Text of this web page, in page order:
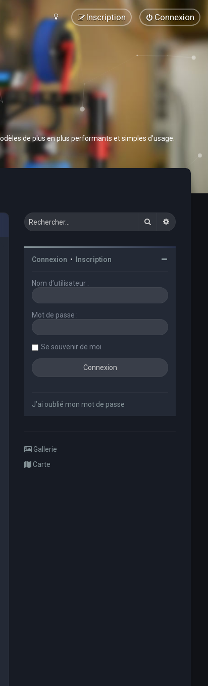
Connexion
Inscription
de plus en plus performants et simples d’usage.
Rechercher
Connexion • Inscription
Nom d’utilisateur :
Mot de passe :
Se souvenir de moi
J’ai oublié mon mot de passe
Gallerie
Carte